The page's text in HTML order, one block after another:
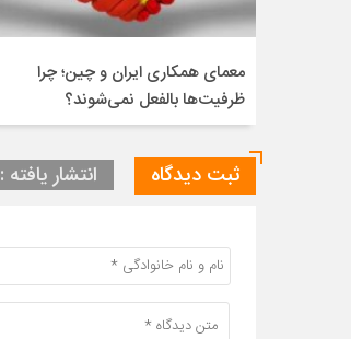
معمای همکاری ایران و چین؛ چرا
ظرفیت‌ها بالفعل نمی‌شوند؟
ثبت دیدگاه انتشار یافته : ۰